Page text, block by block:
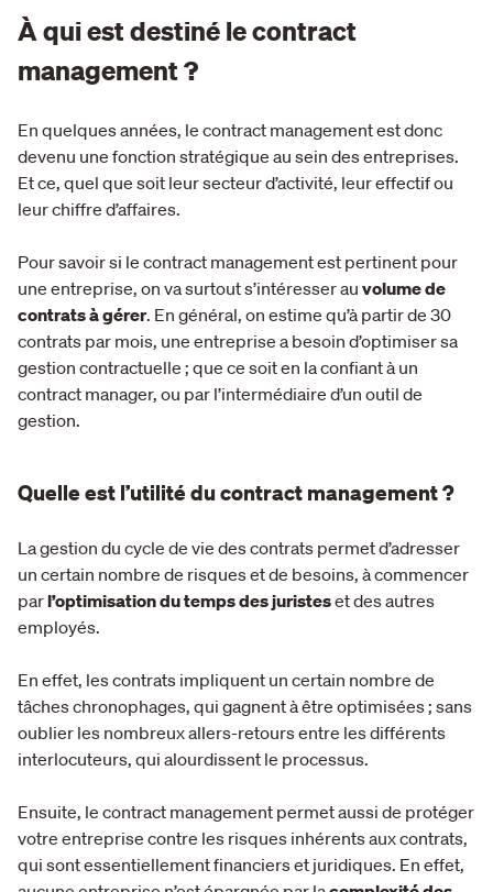
À qui est destiné le contract
management ?
En quelques années, le contract management est donc
devenu une fonction stratégique au sein des entreprises.
Et ce, quel que soit leur secteur d’activité, leur effectif ou
leur chiffre d’affaires.
Pour savoir si le contract management est pertinent pour
une entreprise, on va surtout s’intéresser au volume de
contrats à gérer. En général, on estime qu’à partir de 30
contrats par mois, une entreprise a besoin d’optimiser sa
gestion contractuelle ; que ce soit en la confiant à un
contract manager, ou par l’intermédiaire d’un outil de
gestion.
Quelle est l’utilité du contract management ?
La gestion du cycle de vie des contrats permet d’adresser
un certain nombre de risques et de besoins, à commencer
parl’optimisation du temps des juristeset des autres
employés.
En effet, les contrats impliquent un certain nombre de
tâches chronophages, qui gagnent à être optimisées ; sans
oublier les nombreux allers-retours entre les différents
interlocuteurs, qui alourdissent le processus.
Ensuite, le contract management permet aussi de protéger
votre entreprise contre les risques inhérents aux contrats,
qui sont essentiellement financiers et juridiques. En effet,